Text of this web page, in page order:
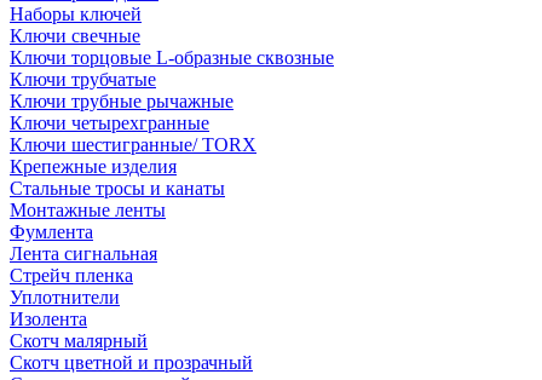
Наборы ключей
Ключи свечные
Ключи торцовые L-образные сквозные
Ключи трубчатые
Ключи трубные рычажные
Ключи четырехгранные
Ключи шестигранные/ TORX
Крепежные изделия
Стальные тросы и канаты
Монтажные ленты
Фумлента
Лента сигнальная
Стрейч пленка
Уплотнители
Изолента
Скотч малярный
Скотч цветной и прозрачный